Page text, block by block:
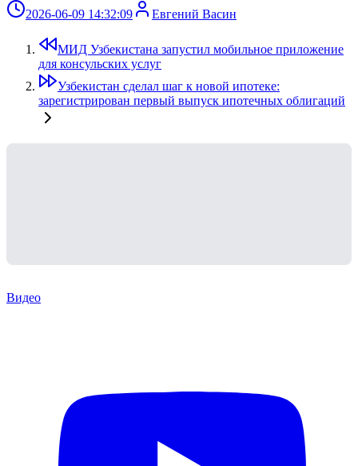
2026-06-09 14:32:09
Евгений Васин
МИД Узбекистана запустил мобильное приложение
для консульских услуг
Узбекистан сделал шаг к новой ипотеке:
зарегистрирован первый выпуск ипотечных облигаций
Видео